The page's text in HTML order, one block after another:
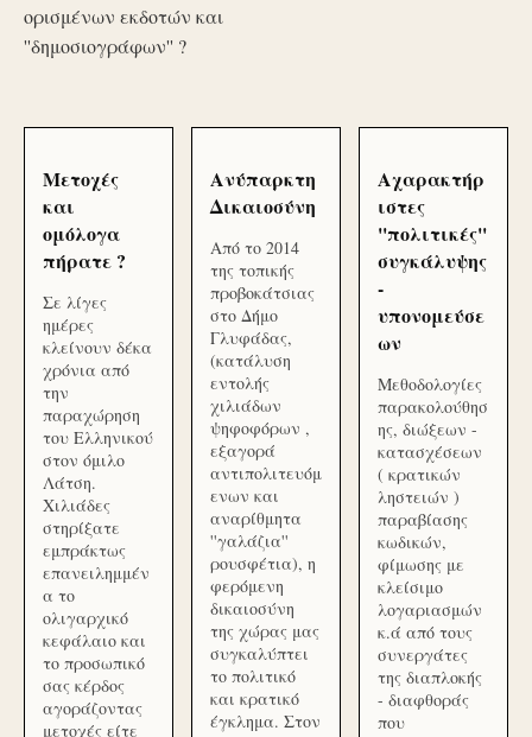
ορισμένων εκδοτών και
''δημοσιογράφων'' ?
Μετοχές
και
ομόλογα
πήρατε ?
Σε λίγες
ημέρες
κλείνουν δέκα
χρόνια από
την
παραχώρηση
του Ελληνικού
στον όμιλο
Λάτση.
Χιλιάδες
στηρίξατε
εμπράκτως
επανειλημμέν
α το
ολιγαρχικό
κεφάλαιο και
το προσωπικό
σας κέρδος
αγοράζοντας
μετοχές είτε
Ανύπαρκτη
Δικαιοσύνη
Από το 2014
της τοπικής
προβοκάτσιας
στο Δήμο
Γλυφάδας,
(κατάλυση
εντολής
χιλιάδων
ψηφοφόρων ,
εξαγορά
αντιπολιτευόμ
ενων και
αναρίθμητα
''γαλάζια''
ρουσφέτια), η
φερόμενη
δικαιοσύνη
της χώρας μας
συγκαλύπτει
το πολιτικό
και κρατικό
έγκλημα. Στον
Αχαρακτήρ
ιστες
''πολιτικές''
συγκάλυψης
-
υπονομεύσε
ων
Μεθοδολογίες
παρακολούθησ
ης, διώξεων -
κατασχέσεων
( κρατικών
ληστειών )
παραβίασης
κωδικών,
φίμωσης με
κλείσιμο
λογαριασμών
κ.ά από τους
συνεργάτες
της διαπλοκής
- διαφθοράς
που